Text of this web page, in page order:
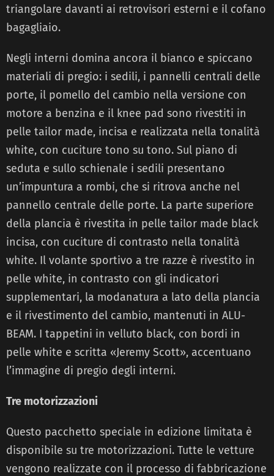
triangolare davanti ai retrovisori esterni e il cofano
bagagliaio.
Negli interni domina ancora il bianco e spiccano
materiali di pregio: i sedili, i pannelli centrali delle
porte, il pomello del cambio nella versione con
motore a benzina e il knee pad sono rivestiti in
pelle tailor made, incisa e realizzata nella tonalità
white, con cuciture tono su tono. Sul piano di
seduta e sullo schienale i sedili presentano
un’impuntura a rombi, che si ritrova anche nel
pannello centrale delle porte. La parte superiore
della plancia è rivestita in pelle tailor made black
incisa, con cuciture di contrasto nella tonalità
white. Il volante sportivo a tre razze è rivestito in
pelle white, in contrasto con gli indicatori
supplementari, la modanatura a lato della plancia
e il rivestimento del cambio, mantenuti in ALU-
BEAM. I tappetini in velluto black, con bordi in
pelle white e scritta «Jeremy Scott», accentuano
l’immagine di pregio degli interni.
Tre motorizzazioni
Questo pacchetto speciale in edizione limitata è
disponibile su tre motorizzazioni. Tutte le vetture
vengono realizzate con il processo di fabbricazione